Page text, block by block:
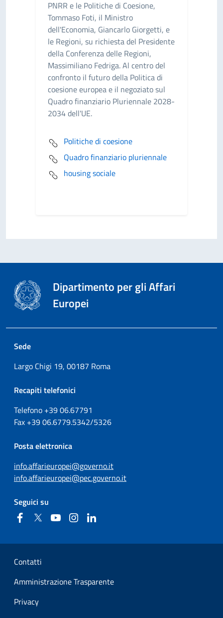
PNRR e le Politiche di Coesione,
Tommaso Foti, il Ministro
dell'Economia, Giancarlo Giorgetti, e
le Regioni, su richiesta del Presidente
della Conferenza delle Regioni,
Massimiliano Fedriga. Al centro del
confronto il futuro della Politica di
coesione europea e il negoziato sul
Quadro finanziario Pluriennale 2028-
2034 dell'UE.
Politiche di coesione
Quadro finanziario pluriennale
housing sociale
Dipartimento per gli Affari
Europei
Sede
Largo Chigi 19, 00187 Roma
Recapiti telefonici
Telefono +3906.67791
Fax +3906.6779.5342/5326
Posta elettronica
info.affarieuropei@governo.it
info.affarieuropei@pec.governo.it
Seguici su
FacebookTwitter YouTubeInstagram
Sezione Link Utili
Contatti
Amministrazione Trasparente
Privacy